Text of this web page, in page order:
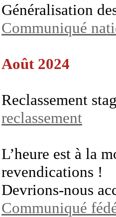
Généralisation
Communiqué
Août 2024
Reclassement
reclassement
L’heure est à la
revendications !
Devrions-nous
Communiqué